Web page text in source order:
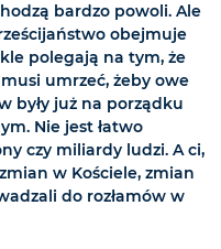
bardzo powoli. Ale
obejmuje
polegają na tym, że
umrzeć, żeby owe
były już na porządku
Nie jest łatwo
czy miliardy ludzi. A ci,
w Kościele, zmian
do rozłamów w